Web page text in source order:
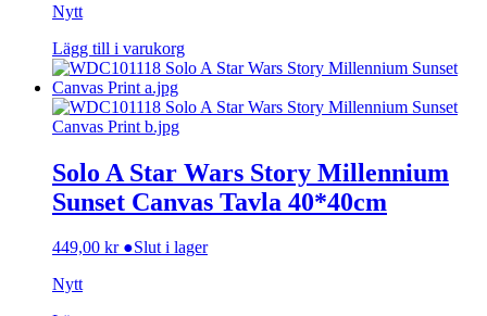
Nytt
Lägg till i varukorg
Solo A Star Wars Story Millennium
Sunset Canvas Tavla 40*40cm
449,00 kr ●Slut i lager
Nytt